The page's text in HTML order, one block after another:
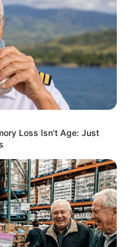
Loss Isn't Age: Just